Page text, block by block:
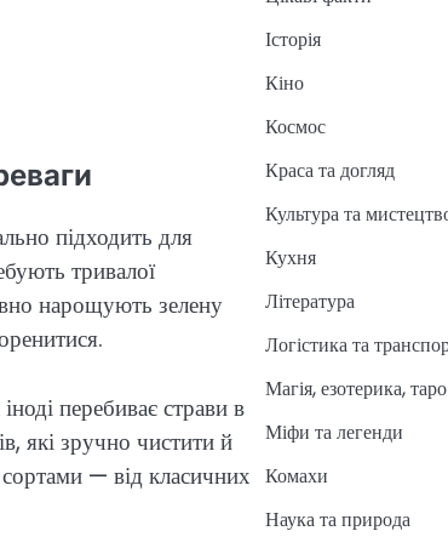
підходить для
тривалої
нарощують зелену
перебиває страви в
які зручно чистити й
сортами — від класичних
Історія
Кіно
Космос
Краса та догляд
Культура та
Кухня
Література
Логістика та
Магія, езотерика, таро
Міфи та легенди
Комахи
Наука та природа